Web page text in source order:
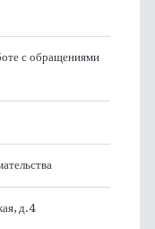
с обращениями
д.4